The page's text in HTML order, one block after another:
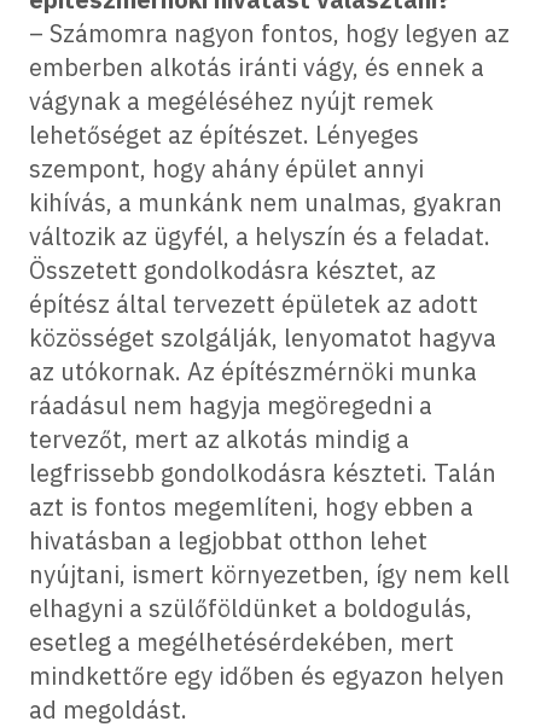
– Számomra nagyon fontos, hogy legyen az
emberben alkotás iránti vágy, és ennek a
vágynak a megéléséhez nyújt remek
lehetőséget az építészet. Lényeges
szempont, hogy ahány épület annyi
kihívás, a munkánk nem unalmas, gyakran
változik az ügyfél, a helyszín és a feladat.
Összetett gondolkodásra késztet, az
építész által tervezett épületek az adott
közösséget szolgálják, lenyomatot hagyva
az utókornak. Az építészmérnöki munka
ráadásul nem hagyja megöregedni a
tervezőt, mert az alkotás mindig a
legfrissebb gondolkodásra készteti. Talán
azt is fontos megemlíteni, hogy ebben a
hivatásban a legjobbat otthon lehet
nyújtani, ismert környezetben, így nem kell
elhagyni a szülőföldünket a boldogulás,
esetleg a megélhetésérdekében, mert
mindkettőre egy időben és egyazon helyen
ad megoldást.